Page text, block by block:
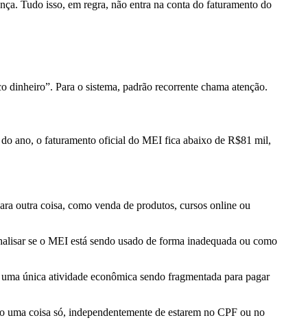
Tudo isso, em regra, não entra na conta do faturamento do
Para o sistema, padrão recorrente chama atenção.
ano, o faturamento oficial do MEI fica abaixo de R$81 mil,
outra coisa, como venda de produtos, cursos online ou
se o MEI está sendo usado de forma inadequada ou como
única atividade econômica sendo fragmentada para pagar
uma coisa só, independentemente de estarem no CPF ou no